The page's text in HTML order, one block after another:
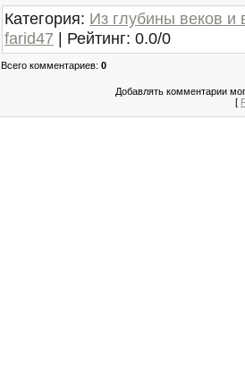
Категория: Из глубины веков и
farid47 | Рейтинг: 0.0/0
Всего комментариев: 0
Добавлять комментарии
[